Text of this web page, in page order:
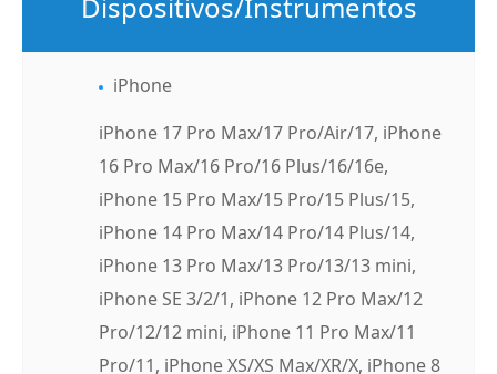
Dispositivos/Instrumentos
iPhone
iPhone 17 Pro Max/17 Pro/Air/17, iPhone
16 Pro Max/16 Pro/16 Plus/16/16e,
iPhone 15 Pro Max/15 Pro/15 Plus/15,
iPhone 14 Pro Max/14 Pro/14 Plus/14,
iPhone 13 Pro Max/13 Pro/13/13 mini,
iPhone SE 3/2/1, iPhone 12 Pro Max/12
Pro/12/12 mini, iPhone 11 Pro Max/11
Pro/11, iPhone XS/XS Max/XR/X, iPhone 8